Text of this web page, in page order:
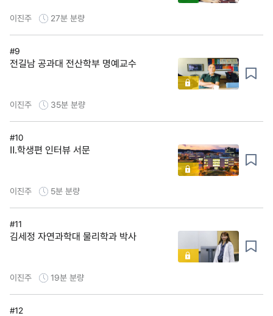
이진주 27분 분량
#9
전길남 공과대 전산학부 명예교수
이진주 35분 분량
#10
Ⅱ.학생편 인터뷰 서문
이진주 5분 분량
#11
김세정 자연과학대 물리학과 박사
이진주 19분 분량
#12